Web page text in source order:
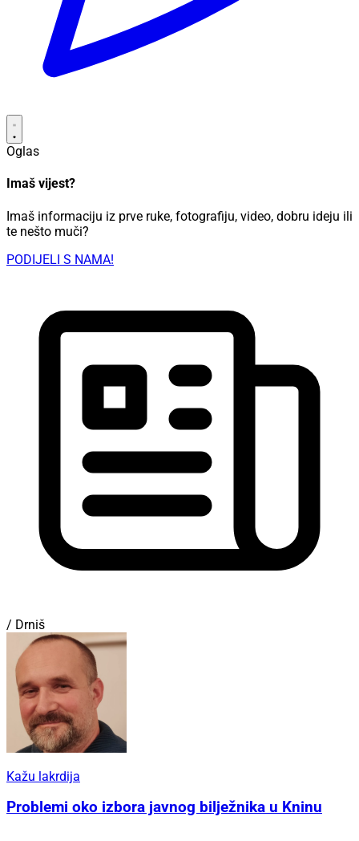
Oglas
Imaš vijest?
Imaš informaciju iz prve ruke, fotografiju, video, dobru ideju ili
te nešto muči?
PODIJELI S NAMA!
/ Drniš
Kažu lakrdija
Problemi oko izbora javnog bilježnika u Kninu